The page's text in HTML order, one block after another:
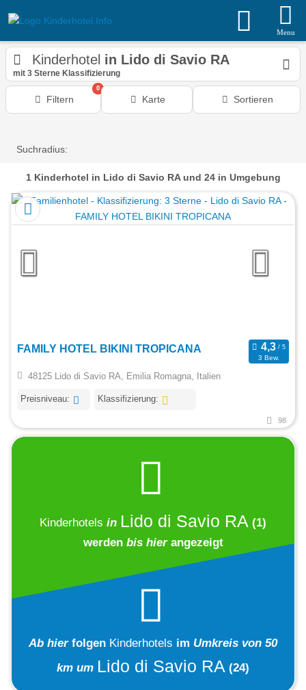
Menu
Kinderhotel in Lido di Savio RA
mit 3 Sterne Klassifizierung
Filtern
0
Karte Sortieren
Suchradius:
1Kinderhotel in Lido di Savio RAund 24 in Umgebung
FAMILY HOTEL BIKINI TROPICANA
3 Bew.
48125 Lido di Savio RA, Emilia Romagna, Italien
Preisniveau: Klassifizierung:
98
Kinderhotels in Lido di Savio RA (1)
werden bis hierangezeigt
Ab hier folgen Kinderhotels im Umkreis von 50
km um Lido di Savio RA (24)